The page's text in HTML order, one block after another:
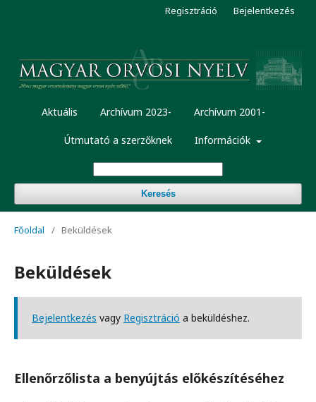
Aktuális Archívum 2023- Archívum 2001-
Útmutató a szerzőknek Információk
Keresés
Regisztráció Bejelentkezés
Főoldal / Beküldések
Beküldések
Bejelentkezés vagy Regisztráció a beküldéshez.
Ellenőrzőlista a benyújtás előkészítéséhez